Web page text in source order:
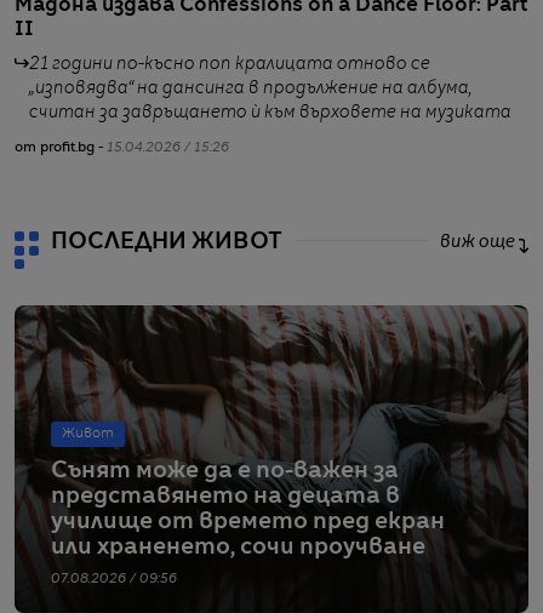
Мадона издава Confessions on a Dance Floor: Part
II
21 години по-късно поп кралицата отново се
„изповядва“ на дансинга в продължение на албума,
считан за завръщането ѝ към върховете на музиката
от profit.bg - 15.04.2026 / 15:26
ПОСЛЕДНИ ЖИВОТ виж още
Живот
Сънят може да е по-важен за
представянето на децата в
училище от времето пред екран
или храненето, сочи проучване
07.08.2026 / 09:56